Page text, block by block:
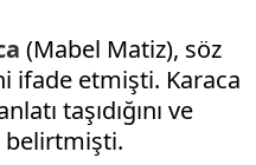
(Mabel Matiz), söz
ifade etmişti. Karaca
taşıdığını ve
belirtmişti.